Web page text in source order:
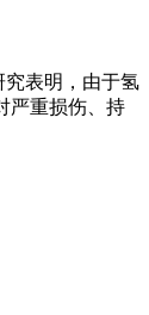
究表明，由于氢
严重损伤、持